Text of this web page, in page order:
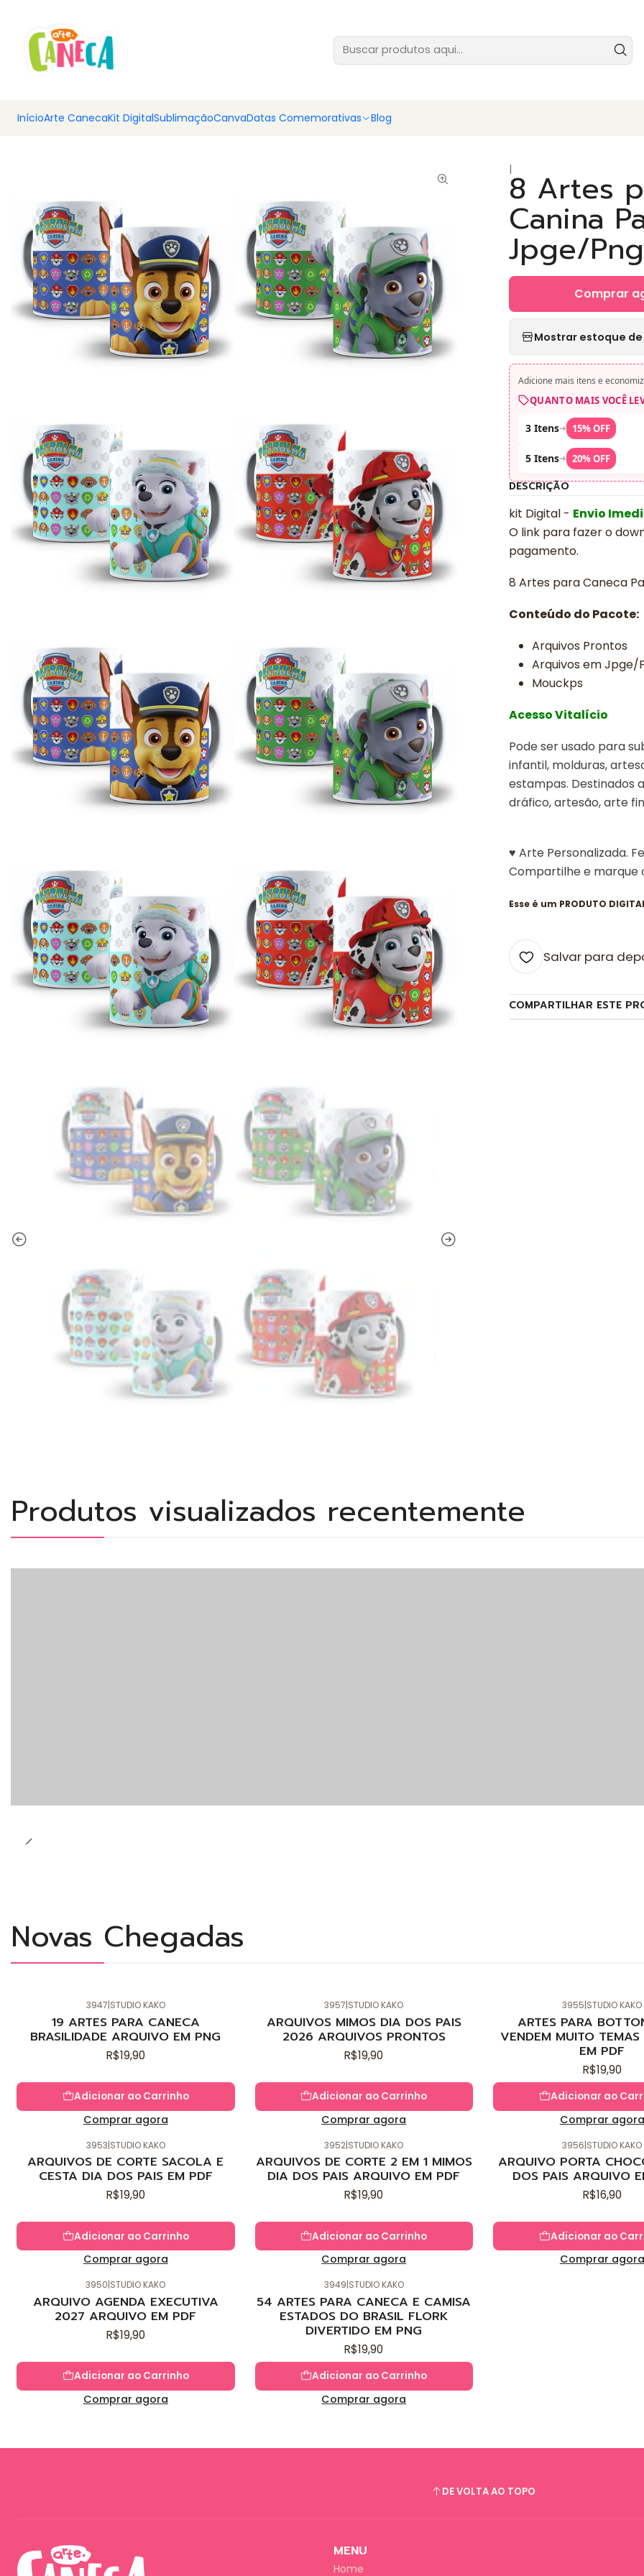
InícioArte CanecaKit DigitalSublimaçãoCanvaDatas Comemorativas Blog
|8 Artes
Canina
Jpge/Png
Comprar
Mostrar estoque
Adicione mais itens e
QUANTO MAIS VOCÊ
3 Itens➜ 15% OFF
5 Itens➜ 20% OFF
DESCRIÇÃO
kit Digital - Envio
O link para fazer o
pagamento.
8 Artes para Caneca
Conteúdo do Pacote:
Arquivos Prontos
Arquivos em Jpge/
Mouckps
AcessoVitalício
Pode ser usado para
infantil, molduras,
estampas. Destinados
dráfico, artesão, arte
♥ Arte Personalizada.
Compartilhe e marque
Esse é um PRODUTO
Salvar para
COMPARTILHAR ESTE
Produtos visualizados recentemente
Novas Chegadas
3947|STUDIO KAKO
19 ARTES PARA CANECA
BRASILIDADE ARQUIVO EM PNG
R$19,90
Adicionar ao Carrinho
Comprar agora
3957|STUDIO KAKO
ARQUIVOS MIMOS DIA DOS PAIS
2026 ARQUIVOS PRONTOS
R$19,90
Adicionar ao Carrinho
Comprar agora
3955|STUDIO KAKO
ARTES PARA
VENDEM MUITO TEMAS
EM PDF
R$19,90
Adicionar ao
Comprar agora
3953|STUDIO KAKO
ARQUIVOS DE CORTE SACOLA E
CESTA DIA DOS PAIS EM PDF
R$19,90
Adicionar ao Carrinho
Comprar agora
3952|STUDIO KAKO
ARQUIVOS DE CORTE 2 EM 1 MIMOS
DIA DOS PAIS ARQUIVO EM PDF
R$19,90
Adicionar ao Carrinho
Comprar agora
3956|STUDIO KAKO
ARQUIVO PORTA
DOS PAIS ARQUIVO
R$16,90
Adicionar ao
Comprar agora
3950|STUDIO KAKO
ARQUIVO AGENDA EXECUTIVA
2027 ARQUIVO EM PDF
R$19,90
Adicionar ao Carrinho
Comprar agora
3949|STUDIO KAKO
54 ARTES PARA CANECA E CAMISA
ESTADOS DO BRASIL FLORK
DIVERTIDO EM PNG
R$19,90
Adicionar ao Carrinho
Comprar agora
DE VOLTA AO TOPO
MENU
Home